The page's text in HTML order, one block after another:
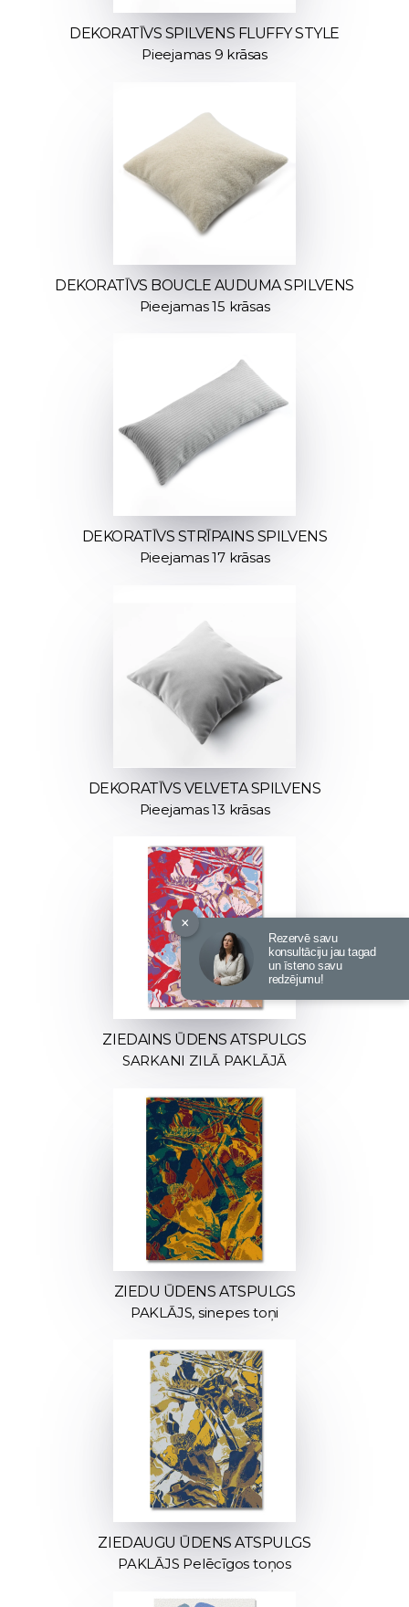
DEKORATĪVS SPILVENS FLUFFY STYLE
Pieejamas 9 krāsas
DEKORATĪVS BOUCLE AUDUMA SPILVENS
Pieejamas 15 krāsas
DEKORATĪVS STRĪPAINS SPILVENS
Pieejamas 17 krāsas
DEKORATĪVS VELVETA SPILVENS
Pieejamas 13 krāsas
ZIEDAINS ŪDENS ATSPULGS
SARKANI ZILĀ PAKLĀJĀ
ZIEDU ŪDENS ATSPULGS
PAKLĀJS, sinepes toņi
ZIEDAUGU ŪDENS ATSPULGS
PAKLĀJS Pelēcīgos toņos
×
Rezervē savu
konsultāciju jau tagad
un īsteno savu
redzējumu!